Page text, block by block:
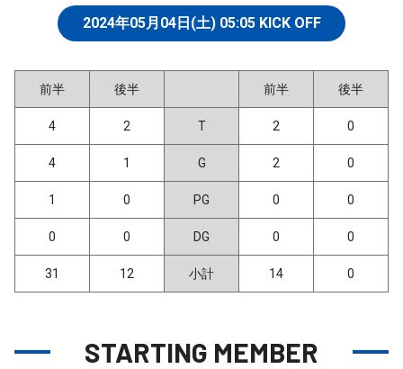
2024年05月04日(土) 05:05KICK OFF
前半 後半 前半 後半
4 2 T 2 0
4 1 G 2 0
1 0 PG 0 0
0 0 DG 0 0
31 12 小計 14 0
STARTING MEMBER